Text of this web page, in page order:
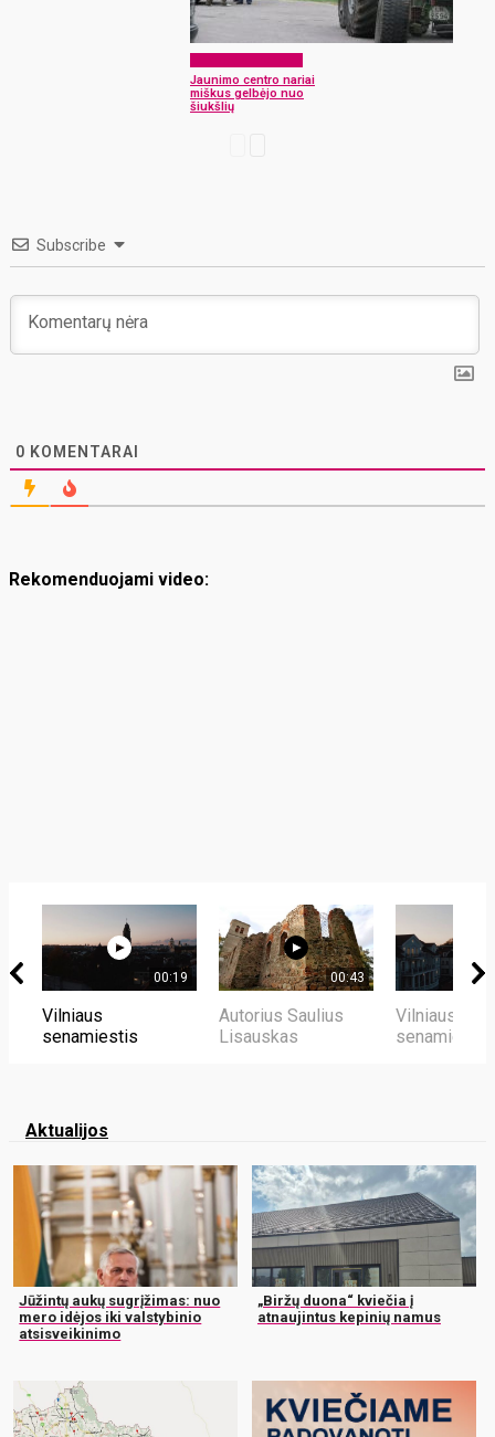
Jaunimo centro nariai
miškus gelbėjo nuo
šiukšlių
Subscribe
0 KOMENTARAI
Rekomenduojami video:
00:19
Vilniaus
senamiestis
00:43
Autorius Saulius
Lisauskas
Vilniaus
senamiestis
Aktualijos
Jūžintų aukų sugrįžimas: nuo
mero idėjos iki valstybinio
atsisveikinimo
„Biržų duona“ kviečia į
atnaujintus kepinių namus